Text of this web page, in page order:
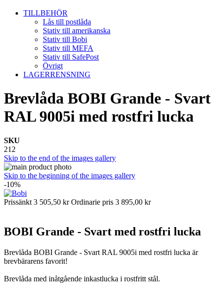
TILLBEHÖR
Lås till postlåda
Stativ till amerikanska
Stativ till Bobi
Stativ till MEFA
Stativ till SafePost
Övrigt
LAGERRENSNING
Brevlåda BOBI Grande - Svart
RAL 9005i med rostfri lucka
SKU
212
Skip to the end of the images gallery
Skip to the beginning of the images gallery
-10%
Prissänkt 3 505,50 kr Ordinarie pris 3 895,00 kr
BOBI Grande - Svart med rostfri lucka
Brevlåda BOBI Grande - Svart RAL 9005i med rostfri lucka är
brevbärarens favorit!
Brevlåda med inåtgående inkastlucka i rostfritt stål.